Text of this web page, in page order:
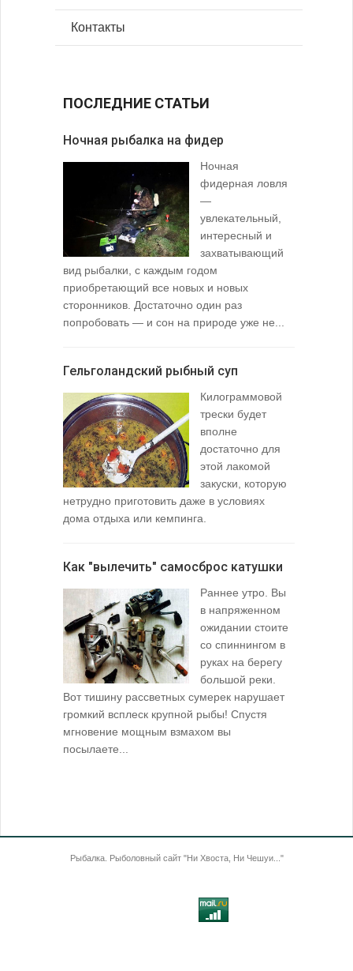
Контакты
ПОСЛЕДНИЕ СТАТЬИ
Ночная рыбалка на фидер
Ночная
фидерная ловля
—
увлекательный,
интересный и
захватывающий
вид рыбалки, с каждым годом
приобретающий все новых и новых
сторонников. Достаточно один раз
попробовать — и сон на природе уже не...
Гельголандский рыбный суп
Килограммовой
трески будет
вполне
достаточно для
этой лакомой
закуски, которую
нетрудно приготовить даже в условиях
дома отдыха или кемпинга.
Как "вылечить" самосброс катушки
Раннее утро. Вы
в напряженном
ожидании стоите
со спиннингом в
руках на берегу
большой реки.
Вот тишину рассветных сумерек нарушает
громкий всплеск крупной рыбы! Спустя
мгновение мощным взмахом вы
посылаете...
Рыбалка. Рыболовный сайт "Ни Хвоста, Ни Чешуи..."